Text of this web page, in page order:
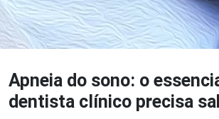
Apneia do sono: o
dentista clínico precisa